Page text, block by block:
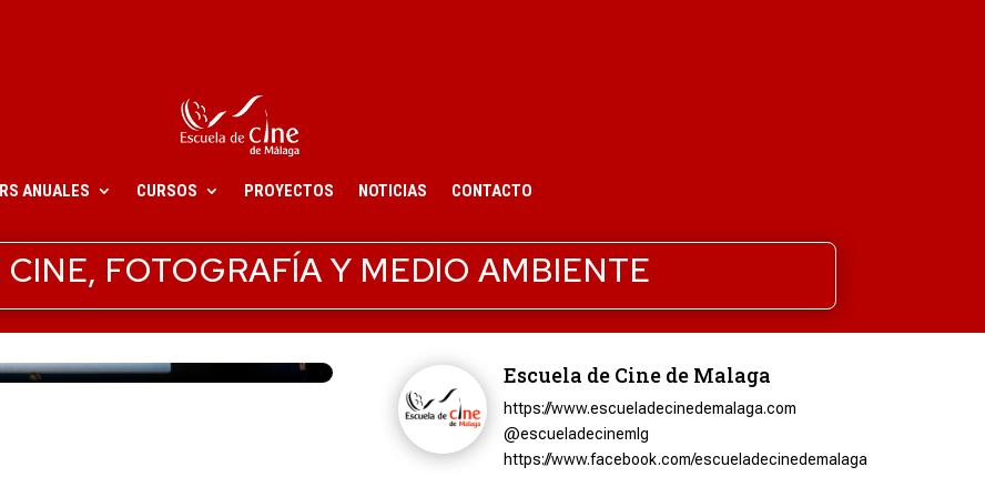
ANUALES CURSOS PROYECTOS NOTICIAS CONTACTO
CINE, FOTOGRAFÍA Y MEDIO AMBIENTE
Escuela de Cine de Malaga
https://www.escueladecinedemalaga.com
@escueladecinemlg
https://www.facebook.com/escueladecinedemalaga